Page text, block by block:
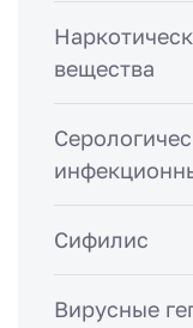
вещества
Сифилис
Вирусные